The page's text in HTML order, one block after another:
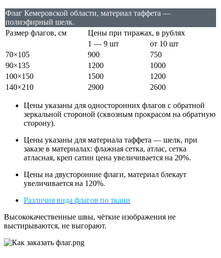
Флаг Кемеровской области, материал таффета —
полиэфирный шелк.
Размер флагов, см
Цены при тиражах, в рублях
1 — 9 шт
от 10 шт
70×105
900
750
90×135
1200
1000
100×150
1500
1200
140×210
2900 2600
Цены указаны для односторонних флагов с обратной
зеркальной стороной (сквозным прокрасом на обратную
сторону).
Цены указаны для материала таффета — шелк, при
заказе в материалах: флажная сетка, атлас, сетка
атласная, креп сатин цена увеличивается на 20%.
Цены на двусторонние флаги, материал блекаут
увеличивается на 120%.
Различия вида флагов по ткани
Высококачественные швы, чёткие изображения не
выстирываются, не выгорают.